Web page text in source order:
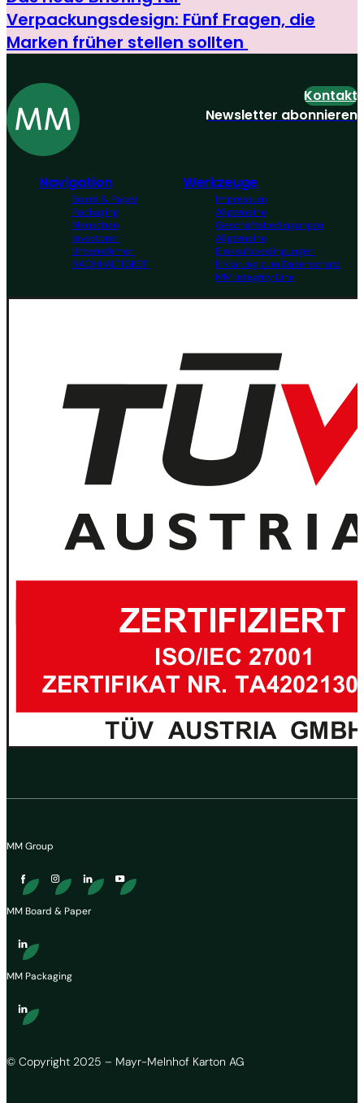
Verpackungsdesign: Fünf Fragen, die
Marken früher stellen sollten
Navigation
Board & Paper
Packaging
Menschen
Investoren
Unternehmen
NACHHALTIGKEIT
Werkzeuge
Impressum
Allgemeine
Geschäftsbedingungen
Allgemeine
Einkaufsbedingungen
Erklärung zum Datenschutz
MM Integrity Line
Kontakt
Newsletter abonnieren
© Copyright 2025 – Mayr-Melnhof Karton AG
MM Group
MM Board & Paper
MM Packaging